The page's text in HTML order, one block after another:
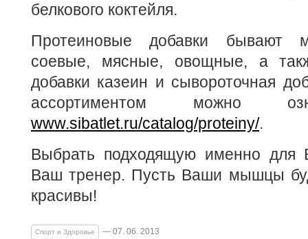
белкового коктейля.
Протеиновые добавки бывают
соевые, мясные, овощные, а
добавки казеин и сывороточная
ассортиментом можно
www.sibatlet.ru/catalog/proteiny/.
Выбрать подходящую именно для
Ваш тренер. Пусть Ваши мышцы
красивы!
Спорт и Здоровье — 07. 06. 2013